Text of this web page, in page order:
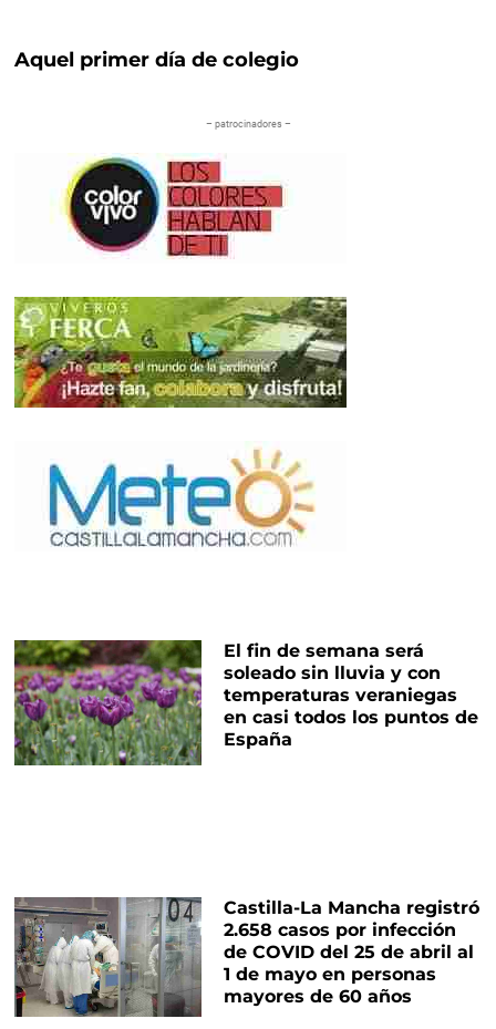
Aquel primer día de colegio
– patrocinadores –
El fin de semana será
soleado sin lluvia y con
temperaturas veraniegas
en casi todos los puntos de
España
Castilla-La Mancha registró
2.658 casos por infección
de COVID del 25 de abril al
1 de mayo en personas
mayores de 60 años